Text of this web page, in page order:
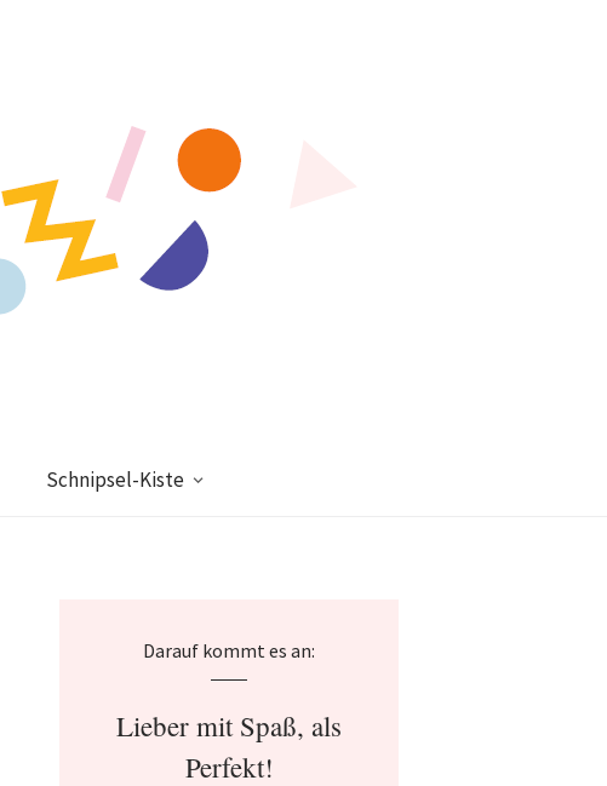
Schnipsel-Kiste
Darauf kommt es an:
Lieber mit Spaß, als
Perfekt!